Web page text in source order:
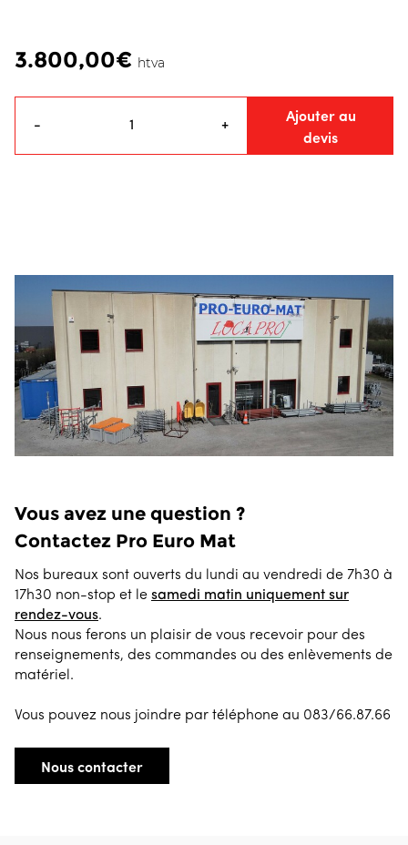
3.800,00€ htva
- +
Ajouter au
devis
Vous avez une question ?
Contactez Pro Euro Mat
Nos bureaux sont ouverts du lundi au vendredi de 7h30 à
17h30 non-stop et le samedi matin uniquement sur
rendez-vous.
Nous nous ferons un plaisir de vous recevoir pour des
renseignements, des commandes ou des enlèvements de
matériel.
Vous pouvez nous joindre par téléphone au 083/66.87.66
Nous contacter